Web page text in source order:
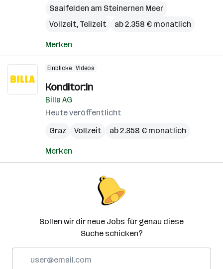
Saalfelden am Steinernen Meer
Vollzeit, Teilzeit
ab 2.358 € monatlich
Merken
Einblicke Videos
Konditor:in
Billa AG
Heute veröffentlicht
Graz
Vollzeit ab 2.358 € monatlich
Merken
Sollen wir dir neue Jobs für genau diese
Suche schicken?